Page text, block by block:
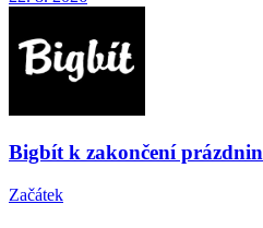
Bigbít k zakončení prázdnin
Začátek